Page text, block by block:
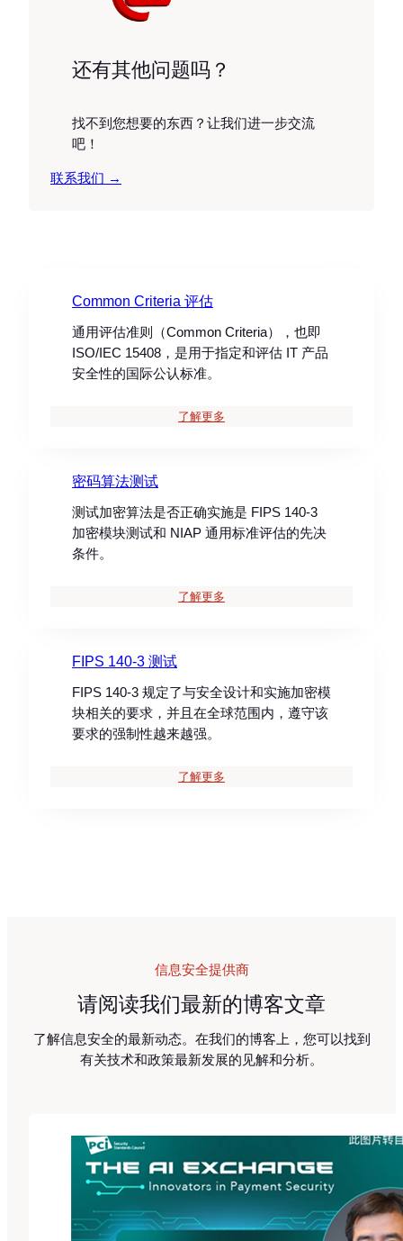
还有其他问题吗？
找不到您想要的东西？让我们进一步交流
吧！
联系我们 →
Common Criteria 评估
通用评估准则（Common Criteria），也即
ISO/IEC 15408，是用于指定和评估 IT 产品
安全性的国际公认标准。
了解更多
密码算法测试
测试加密算法是否正确实施是 FIPS 140-3
加密模块测试和 NIAP 通用标准评估的先决
条件。
了解更多
FIPS 140-3 测试
FIPS 140-3 规定了与安全设计和实施加密模
块相关的要求，并且在全球范围内，遵守该
要求的强制性越来越强。
了解更多
信息安全提供商
请阅读我们最新的博客文章
了解信息安全的最新动态。在我们的博客上，您可以找到
有关技术和政策最新发展的见解和分析。